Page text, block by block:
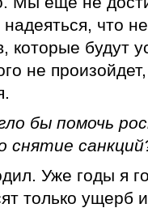
что
которые будут
не
бы помочь
Уже годы я
только ущерб